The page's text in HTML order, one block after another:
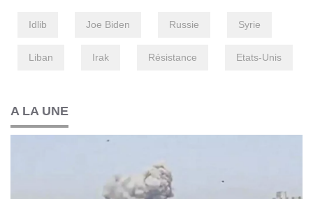
Idlib Joe Biden Russie Syrie
Liban Irak Résistance Etats-Unis
A LA UNE